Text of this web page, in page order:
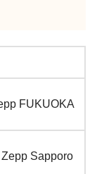
FUKUOKA
Zepp Sapporo